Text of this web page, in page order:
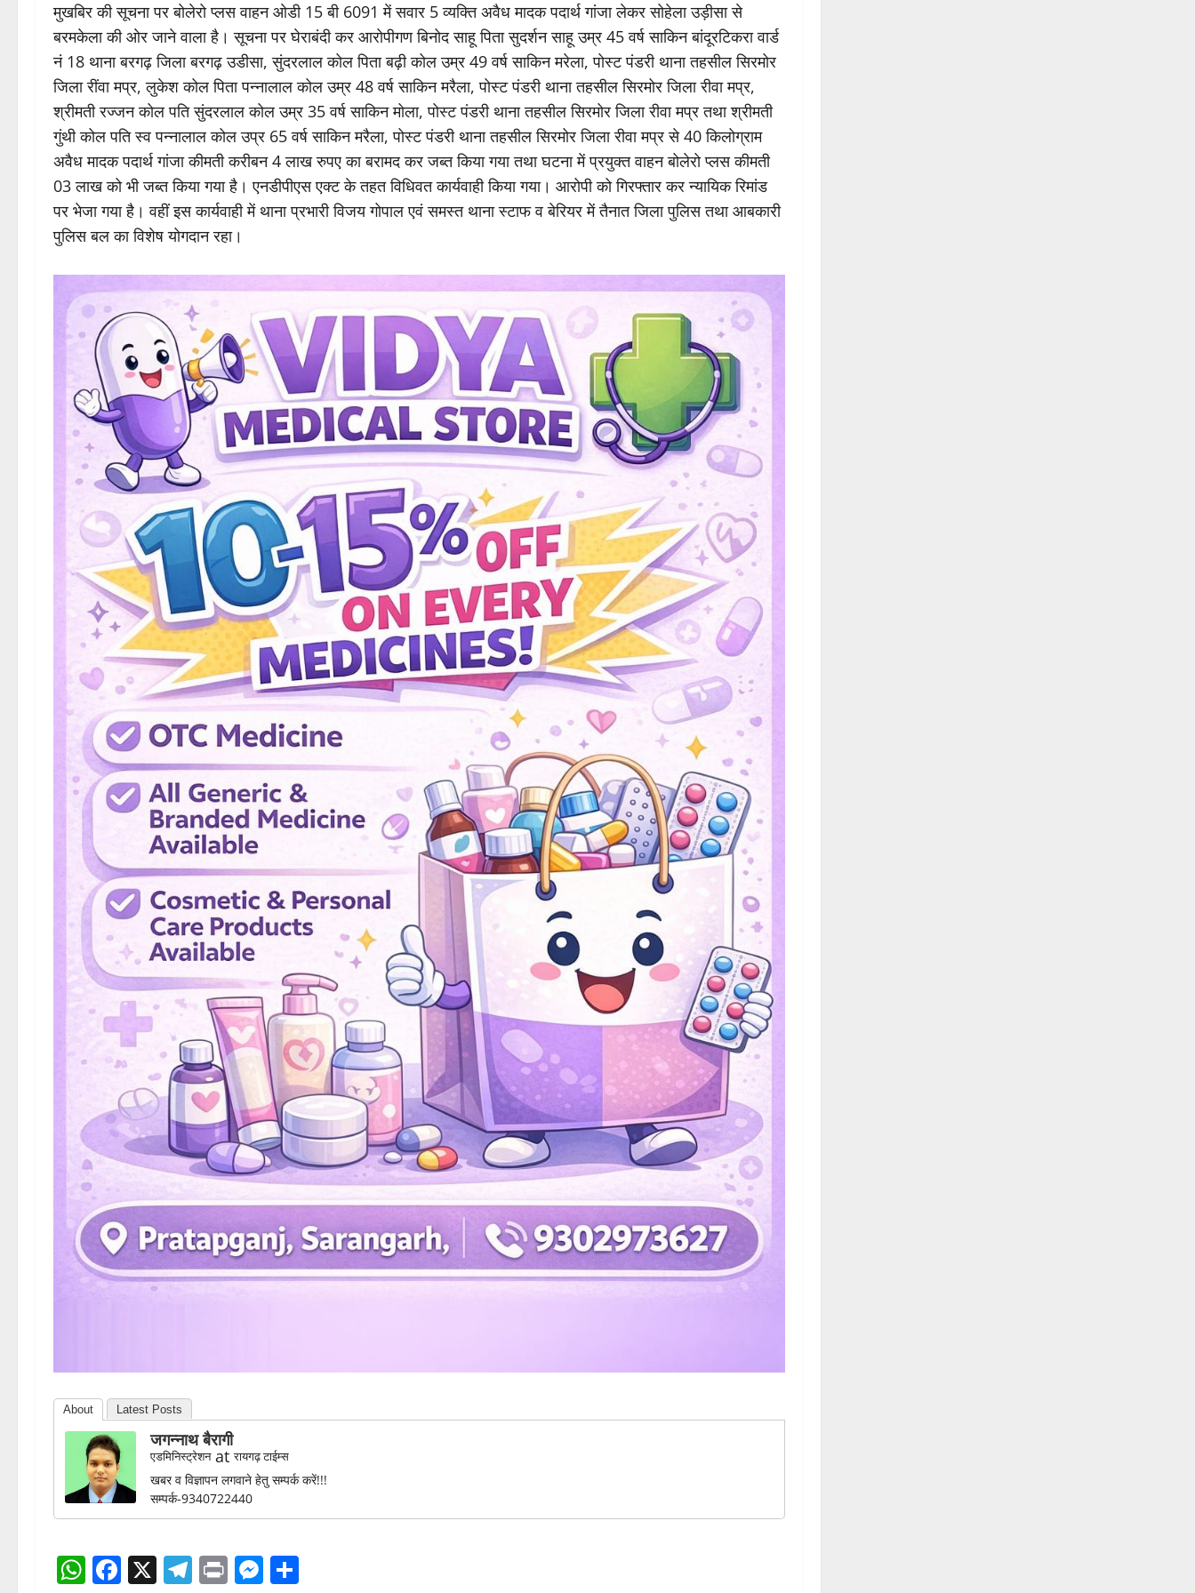
बरमकेला। जिला सारंगह बिलाईगढ़ के वरिष्ठ अधिकारियों ने जिले के सभी थाना चोकी प्रभारीयों को समय समय पर अवैध गांजा परिवहन
एवं शराब के विरुद्ध कार्यवाही करने के निर्देश दिए हैं। आज सुबह ग्राम हो बिरनीपाली बेरियर के आगे सोहेला बरमकेला मुख्य मार्ग में
मुखबिर की सूचना पर बोलेरो प्लस वाहन ओडी 15 बी 6091 में सवार 5 व्यक्ति अवैध मादक पदार्थ गांजा लेकर सोहेला उड़ीसा से
बरमकेला की ओर जाने वाला है। सूचना पर घेराबंदी कर आरोपीगण बिनोद साहू पिता सुदर्शन साहू उम्र 45 वर्ष साकिन बांदूरटिकरा वार्ड
नं 18 थाना बरगढ़ जिला बरगढ़ उडीसा, सुंदरलाल कोल पिता बढ़ी कोल उम्र 49 वर्ष साकिन मरेला, पोस्ट पंडरी थाना तहसील सिरमोर
जिला रींवा मप्र, लुकेश कोल पिता पन्‍नालाल कोल उम्र 48 वर्ष साकिन मरैला, पोस्ट पंडरी थाना तहसील सिरमोर जिला रीवा मप्र,
श्रीमती रज्जन कोल पति सुंदरलाल कोल उम्र 35 वर्ष साकिन मोला, पोस्ट पंडरी थाना तहसील सिरमोर जिला रीवा मप्र तथा श्रीमती
गुंथी कोल पति स्व पन्‍नालाल कोल उप्र 65 वर्ष साकिन मरैला, पोस्ट पंडरी थाना तहसील सिरमोर जिला रीवा मप्र से 40 किलोग्राम
अवैध मादक पदार्थ गांजा कीमती करीबन 4 लाख रुपए का बरामद कर जब्त किया गया तथा घटना में प्रयुक्त वाहन बोलेरो प्लस कीमती
03 लाख को भी जब्त किया गया है। एनडीपीएस एक्ट के तहत विधिवत कार्यवाही किया गया। आरोपी को गिरफ्तार कर न्यायिक रिमांड
About Latest Posts
जगन्नाथ बैरागी
एडमिनिस्ट्रेशनatरायगढ़ टाईम्स